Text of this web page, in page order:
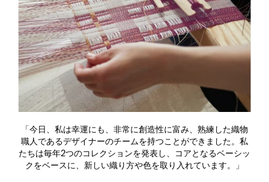
「今日、私は幸運にも、非常に創造性に富み、熟練した織物
職人であるデザイナーのチームを持つことができました。私
たちは毎年2つのコレクションを発表し、コアとなるベーシッ
クをベースに、新しい織り方や色を取り入れています。」